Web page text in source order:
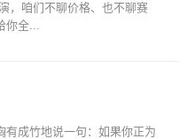
，咱们不聊价格、也不聊赛
你全...
有成竹地说一句：如果你正为